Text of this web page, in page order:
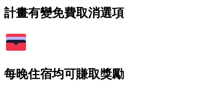
計畫有變免費取消選項
每晚住宿均可賺取獎勵